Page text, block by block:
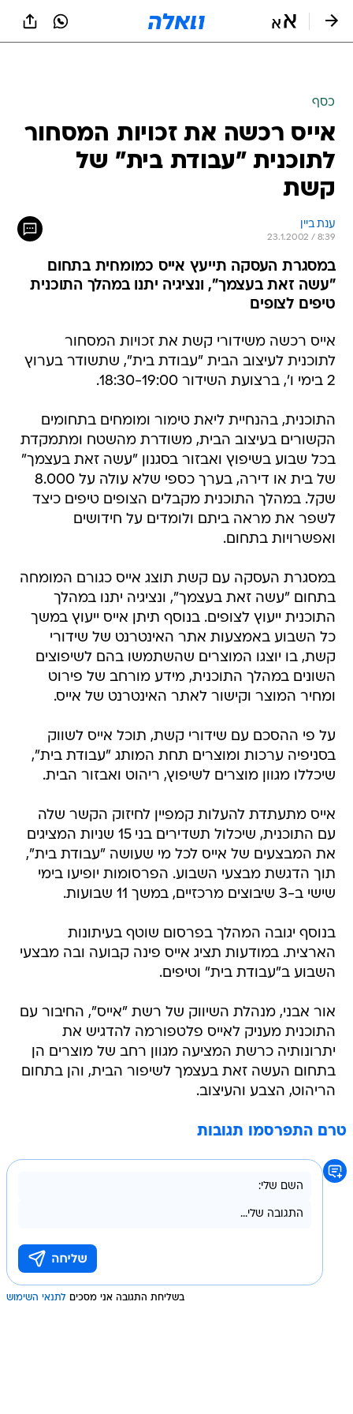
כסף
אייס רכשה את זכויות המסחור
לתוכנית "עבודת בית" של
קשת
ענת ביין
23.1.2002 / 8:39
במסגרת העסקה תייעץ אייס כמומחית בתחום
"עשה זאת בעצמך", ונציגיה יתנו במהלך התוכנית
טיפים לצופים
אייס רכשה משידורי קשת את זכויות המסחור
לתוכנית לעיצוב הבית "עבודת בית", שתשודר בערוץ
2 בימי ו', ברצועת השידור 18:30-19:00.
התוכנית, בהנחיית ליאת טימור ומומחים בתחומים
הקשורים בעיצוב הבית, משודרת מהשטח ומתמקדת
בכל שבוע בשיפוץ ואבזור בסגנון "עשה זאת בעצמך"
של בית או דירה, בערך כספי שלא עולה על 8.000
שקל. במהלך התוכנית מקבלים הצופים טיפים כיצד
לשפר את מראה ביתם ולומדים על חידושים
ואפשרויות בתחום.
במסגרת העסקה עם קשת תוצג אייס כגורם המומחה
בתחום "עשה זאת בעצמך", ונציגיה יתנו במהלך
התוכנית ייעוץ לצופים. בנוסף תיתן אייס ייעוץ במשך
כל השבוע באמצעות אתר האינטרנט של שידורי
קשת, בו יוצגו המוצרים שהשתמשו בהם לשיפוצים
השונים במהלך התוכנית, מידע מורחב של פירוט
ומחיר המוצר וקישור לאתר האינטרנט של אייס.
על פי ההסכם עם שידורי קשת, תוכל אייס לשווק
בסניפיה ערכות ומוצרים תחת המותג "עבודת בית",
שיכללו מגוון מוצרים לשיפוץ, ריהוט ואבזור הבית.
אייס מתעתדת להעלות קמפיין לחיזוק הקשר שלה
עם התוכנית, שיכלול תשדירים בני 15 שניות המציגים
את המבצעים של אייס לכל מי שעושה "עבודת בית",
תוך הדגשת מבצעי השבוע. הפרסומות יופיעו בימי
שישי ב-3 שיבוצים מרכזיים, במשך 11 שבועות.
בנוסף יגובה המהלך בפרסום שוטף בעיתונות
הארצית. במודעות תציג אייס פינה קבועה ובה מבצעי
השבוע ב"עבודת בית" וטיפים.
אור אבני, מנהלת השיווק של רשת "אייס", החיבור עם
התוכנית מעניק לאייס פלטפורמה להדגיש את
יתרונותיה כרשת המציעה מגוון רחב של מוצרים הן
בתחום העשה זאת בעצמך לשיפור הבית, והן בתחום
הריהוט, הצבע והעיצוב.
טרם התפרסמו תגובות
בשליחת התגובה אני מסכים לתנאי השימוש